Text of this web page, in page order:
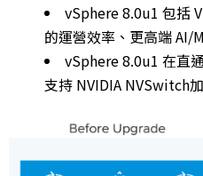
vSphere 8.0u1 包括
的運營效率、更高端 AI/
vSphere 8.0u1 在直
支持 NVIDIA NVSwitch